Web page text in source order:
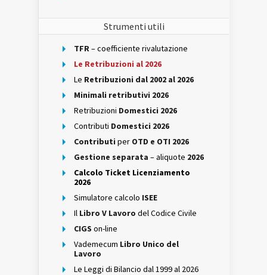
Strumenti utili
TFR– coefficiente rivalutazione
Le Retribuzioni al 2026
Le Retribuzioni dal 2002 al 2026
Minimali retributivi 2026
Retribuzioni Domestici 2026
Contributi Domestici 2026
Contributi per OTD e OTI 2026
Gestione separata – aliquote 2026
Calcolo Ticket Licenziamento
2026
Simulatore calcolo ISEE
Il Libro V Lavoro del Codice Civile
CIGS on-line
Vademecum Libro Unico del
Lavoro
Le Leggi di Bilancio dal 1999 al 2026